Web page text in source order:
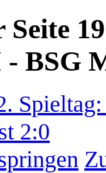
- BSG
2:0